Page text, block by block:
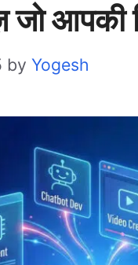
जो आपकी
by Yogesh